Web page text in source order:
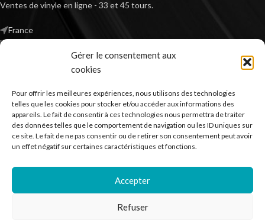
Gérer le consentement aux
cookies
Pour offrir les meilleures expériences, nous utilisons des technologies
telles que les cookies pour stocker et/ou accéder aux informations des
appareils. Le fait de consentir à ces technologies nous permettra de traiter
des données telles que le comportement de navigation ou les ID uniques sur
ce site. Le fait de ne pas consentir ou de retirer son consentement peut avoir
un effet négatif sur certaines caractéristiques et fonctions.
Accepter
Refuser
Ventes de vinyle en ligne - 33 et 45 tours.
France
*TVA non applicable – article 293 B du CGI
RECHERCHER DES PRODUITS
NOS SERVICES
BESOIN D’AIDE ?